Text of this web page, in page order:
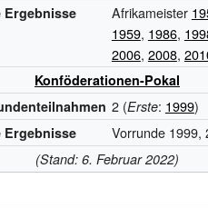
Ergebnisse Afrikameister
1959, 1986,
2006, 2008,
Konföderationen-Pokal
2 (Erste: 1999)
Ergebnisse Vorrunde 1999,
(Stand: 6. Februar 2022)